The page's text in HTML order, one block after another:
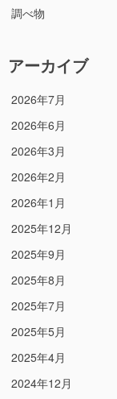
調べ物
アーカイブ
2026年7月
2026年6月
2026年3月
2026年2月
2026年1月
2025年12月
2025年9月
2025年8月
2025年7月
2025年5月
2025年4月
2024年12月